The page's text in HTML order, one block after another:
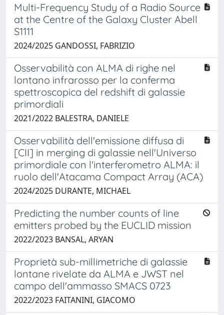
Multi-Frequency Study of a Radio Source
at the Centre of the Galaxy Cluster Abell
S1111
2024/2025 GANDOSSI, FABRIZIO
Osservabilità con ALMA di righe nel
lontano infrarosso per la conferma
spettroscopica del redshift di galassie
primordiali
2021/2022 BALESTRA, DANIELE
Osservabilità dell'emissione diffusa di
[CII] in merging di galassie nell'Universo
primordiale con l'interferometro ALMA: il
ruolo dell'Atacama Compact Array (ACA)
2024/2025 DURANTE, MICHAEL
Predicting the number counts of line
emitters probed by the EUCLID mission
2022/2023 BANSAL, ARYAN
Proprietà sub-millimetriche di galassie
lontane rivelate da ALMA e JWST nel
campo dell'ammasso SMACS 0723
2022/2023 FAITANINI, GIACOMO